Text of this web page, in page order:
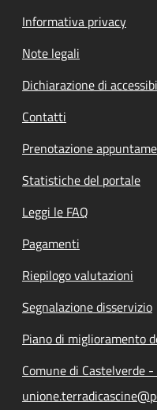
Informativa privacy
Note legali
Dichiarazione di
Contatti
Prenotazione
Statistiche del portale
Leggi le FAQ
Pagamenti
Riepilogo valutazioni
Segnalazione disservizio
Piano di miglioramento
Comune di Castelverde -